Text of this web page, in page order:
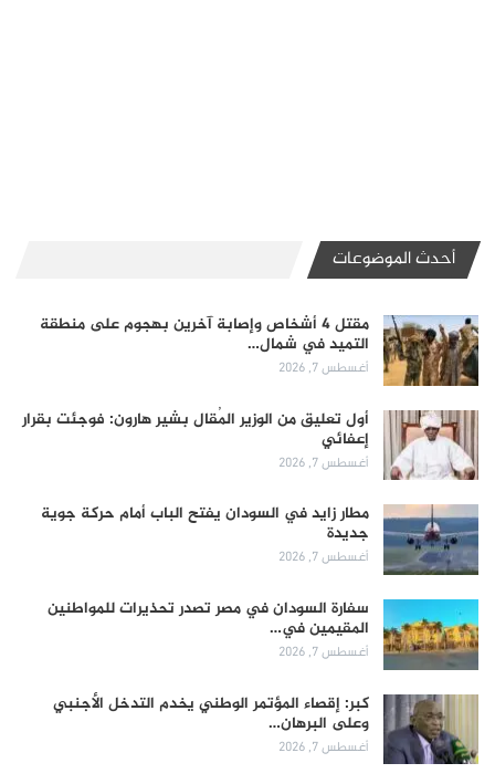
أحدث الموضوعات
مقتل 4 أشخاص وإصابة آخرين بهجوم على منطقة
التميد في شمال…
أغسطس 7, 2026
أول تعليق من الوزير المُقال بشير هارون: فوجئت بقرار
إعفائي
أغسطس 7, 2026
مطار زايد في السودان يفتح الباب أمام حركة جوية
جديدة
أغسطس 7, 2026
سفارة السودان في مصر تصدر تحذيرات للمواطنين
المقيمين في…
أغسطس 7, 2026
كبر: إقصاء المؤتمر الوطني يخدم التدخل الأجنبي
وعلى البرهان…
أغسطس 7, 2026